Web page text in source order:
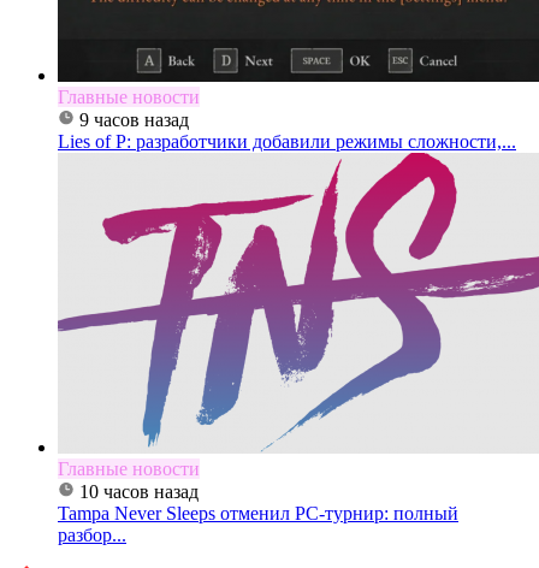
Главные новости
9 часов назад
Lies of P: разработчики добавили режимы сложности,...
Главные новости
10 часов назад
Tampa Never Sleeps отменил PC-турнир: полный
разбор...